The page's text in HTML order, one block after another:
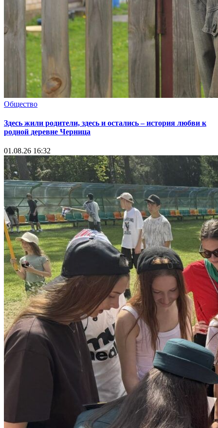
Общество
Здесь жили родители, здесь и остались – история любви к
родной деревне Черница
01.08.26 16:32